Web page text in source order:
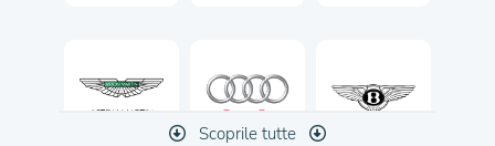
Scoprile tutte